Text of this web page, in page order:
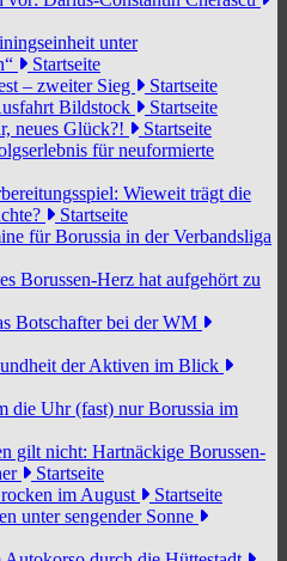
unter
Startseite
– zweiter Sieg
Startseite
Bildstock
Startseite
neues Glück?!
Startseite
für neuformierte
Wieweit trägt die
Startseite
für Borussia in der Verbandsliga
Borussen-Herz hat aufgehört zu
Botschafter bei der WM
der Aktiven im Blick
die Uhr (fast) nur Borussia im
gilt nicht: Hartnäckige Borussen-
Startseite
im August
Startseite
unter sengender Sonne